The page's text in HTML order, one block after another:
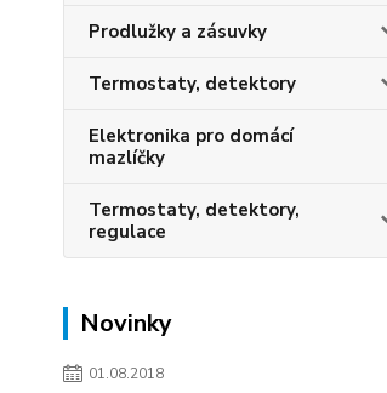
Prodlužky a zásuvky
Termostaty, detektory
Elektronika pro domácí
mazlíčky
Termostaty, detektory,
regulace
Novinky
01.08.2018